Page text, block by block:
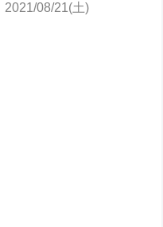
2021/08/21(土)